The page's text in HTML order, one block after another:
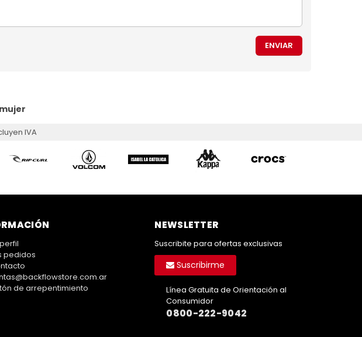
ENVIAR
IVA
pedidos
de arrepentimiento
NEWSLETTER
Suscribite para ofertas exclusivas
Suscribirme
Línea Gratuita de Orientación al
Consumidor
0800-222-9042